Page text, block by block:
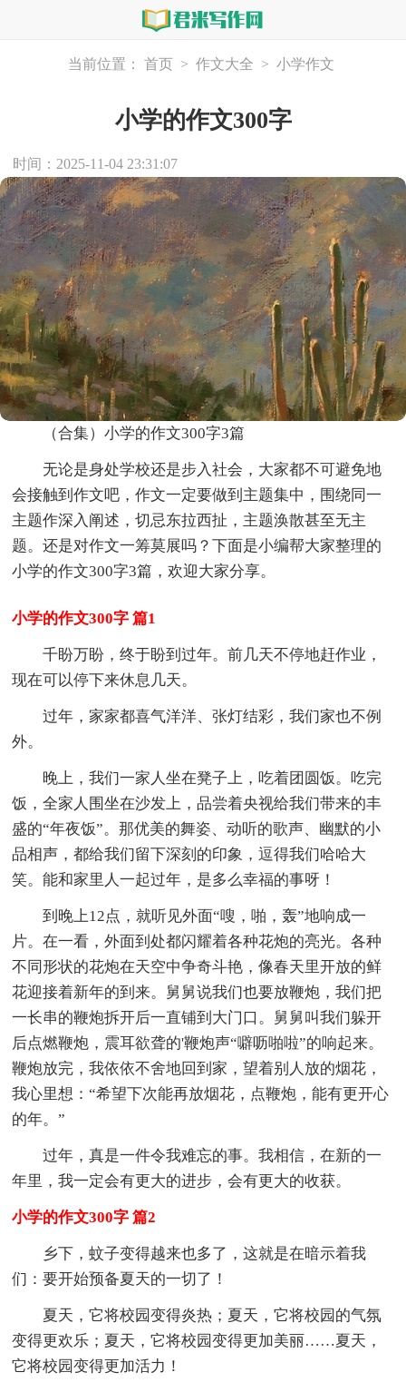
当前位置： 首页 > 作文大全 > 小学作文
小学的作文300字
时间：2025-11-04 23:31:07
（合集）小学的作文300字3篇
无论是身处学校还是步入社会，大家都不可避免地
会接触到作文吧，作文一定要做到主题集中，围绕同一
主题作深入阐述，切忌东拉西扯，主题涣散甚至无主
题。还是对作文一筹莫展吗？下面是小编帮大家整理的
小学的作文300字3篇，欢迎大家分享。
小学的作文300字 篇1
千盼万盼，终于盼到过年。前几天不停地赶作业，
现在可以停下来休息几天。
过年，家家都喜气洋洋、张灯结彩，我们家也不例
外。
晚上，我们一家人坐在凳子上，吃着团圆饭。吃完
饭，全家人围坐在沙发上，品尝着央视给我们带来的丰
盛的“年夜饭”。那优美的舞姿、动听的歌声、幽默的小
品相声，都给我们留下深刻的印象，逗得我们哈哈大
笑。能和家里人一起过年，是多么幸福的事呀！
到晚上12点，就听见外面“嗖，啪，轰”地响成一
片。在一看，外面到处都闪耀着各种花炮的亮光。各种
不同形状的花炮在天空中争奇斗艳，像春天里开放的鲜
花迎接着新年的到来。舅舅说我们也要放鞭炮，我们把
一长串的鞭炮拆开后一直铺到大门口。舅舅叫我们躲开
后点燃鞭炮，震耳欲聋的'鞭炮声“噼呖啪啦”的响起来。
鞭炮放完，我依依不舍地回到家，望着别人放的烟花，
我心里想：“希望下次能再放烟花，点鞭炮，能有更开心
的年。”
过年，真是一件令我难忘的事。我相信，在新的一
年里，我一定会有更大的进步，会有更大的收获。
小学的作文300字 篇2
乡下，蚊子变得越来也多了，这就是在暗示着我
们：要开始预备夏天的一切了！
夏天，它将校园变得炎热；夏天，它将校园的气氛
变得更欢乐；夏天，它将校园变得更加美丽……夏天，
它将校园变得更加活力！